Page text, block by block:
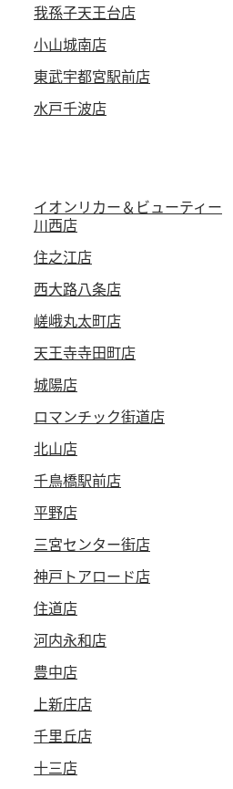
我孫子天王台店
小山城南店
東武宇都宮駅前店
水戸千波店
イオンリカー＆ビューティー
川西店
住之江店
西大路八条店
嵯峨丸太町店
天王寺寺田町店
城陽店
ロマンチック街道店
北山店
千鳥橋駅前店
平野店
三宮センター街店
神戸トアロード店
住道店
河内永和店
豊中店
上新庄店
千里丘店
十三店